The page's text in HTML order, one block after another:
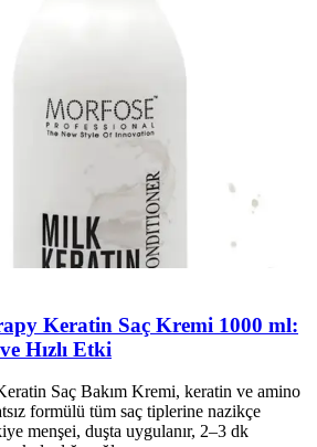
Keratin Saç Kremi 1000 ml:
Hızlı Etki
Saç Bakım Kremi, keratin ve amino
formülü tüm saç tiplerine nazikçe
menşei, duşta uygulanır, 2–3 dk